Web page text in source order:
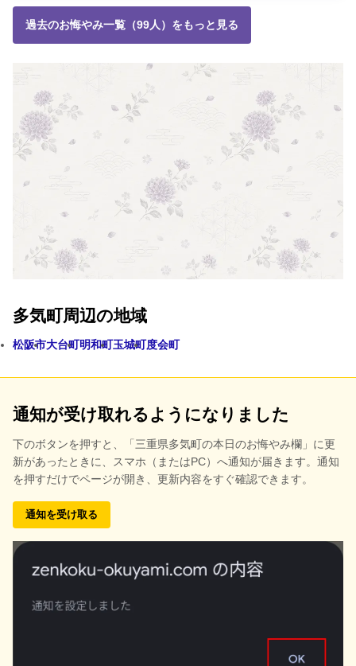
過去のお悔やみ一覧（99人）をもっと見る
多気町周辺の地域
松阪市大台町明和町玉城町度会町
通知が受け取れるようになりました
下のボタンを押すと、
「三重県多気町の本日のお悔やみ欄」に更
新があったときに、スマホ（またはPC）へ通知が届きます。通知
を押すだけでページが開き、更新内容をすぐ確認できます。
通知を受け取る